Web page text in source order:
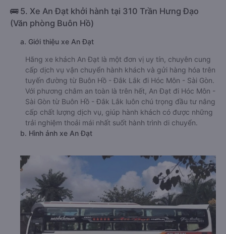
🚌 5. Xe An Đạt khởi hành tại 310 Trần Hưng Đạo
(Văn phòng Buôn Hồ)
a. Giới thiệu xe An Đạt
Hãng xe khách An Đạt là một đơn vị uy tín, chuyên cung
cấp dịch vụ vận chuyển hành khách và gửi hàng hóa trên
tuyến đường từ Buôn Hồ - Đắk Lắk đi Hóc Môn - Sài Gòn.
Với phương châm an toàn là trên hết, An Đạt đi Hóc Môn -
Sài Gòn từ Buôn Hồ - Đắk Lắk luôn chú trọng đầu tư nâng
cấp chất lượng dịch vụ, giúp hành khách có được những
trải nghiệm thoải mái nhất suốt hành trình di chuyển.
b. Hình ảnh xe An Đạt